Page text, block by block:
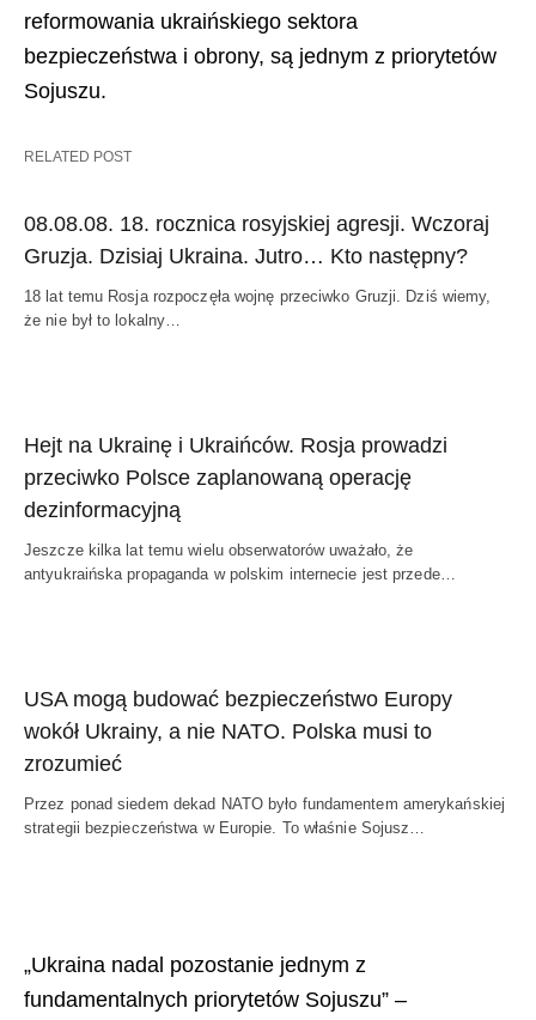
reformowania ukraińskiego sektora
bezpieczeństwa i obrony, są jednym z priorytetów
Sojuszu.
RELATED POST
08.08.08. 18. rocznica rosyjskiej agresji. Wczoraj
Gruzja. Dzisiaj Ukraina. Jutro… Kto następny?
18 lat temu Rosja rozpoczęła wojnę przeciwko Gruzji. Dziś wiemy,
że nie był to lokalny…
Hejt na Ukrainę i Ukraińców. Rosja prowadzi
przeciwko Polsce zaplanowaną operację
dezinformacyjną
Jeszcze kilka lat temu wielu obserwatorów uważało, że
antyukraińska propaganda w polskim internecie jest przede…
USA mogą budować bezpieczeństwo Europy
wokół Ukrainy, a nie NATO. Polska musi to
zrozumieć
Przez ponad siedem dekad NATO było fundamentem amerykańskiej
strategii bezpieczeństwa w Europie. To właśnie Sojusz…
„Ukraina nadal pozostanie jednym z
fundamentalnych priorytetów Sojuszu” –